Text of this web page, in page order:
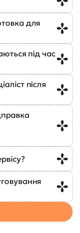
для
під час
після